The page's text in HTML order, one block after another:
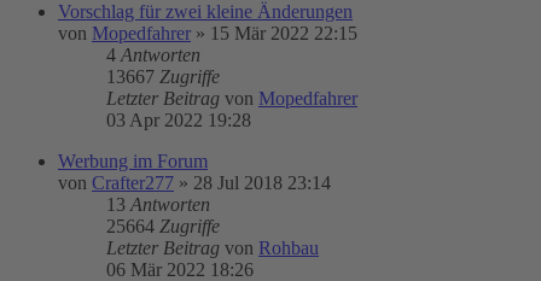
Vorschlag für zwei kleine Änderungen
von Mopedfahrer » 15 Mär 2022 22:15
4 Antworten
13667 Zugriffe
Letzter Beitrag von Mopedfahrer
03 Apr 2022 19:28
Werbung im Forum
von Crafter277 » 28 Jul 2018 23:14
13 Antworten
25664 Zugriffe
Letzter Beitrag von Rohbau
06 Mär 2022 18:26